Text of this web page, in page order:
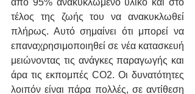
από 95% ανακυκλωμένο υλικό και στο
τέλος της ζωής του να ανακυκλωθεί
πλήρως. Αυτό σημαίνει ότι μπορεί να
επαναχρησιμοποιηθεί σε νέα κατασκευή
μειώνοντας τις ανάγκες παραγωγής και
άρα τις εκπομπές CO2. Οι δυνατότητες
λοιπόν είναι πάρα πολλές, σε αντίθεση